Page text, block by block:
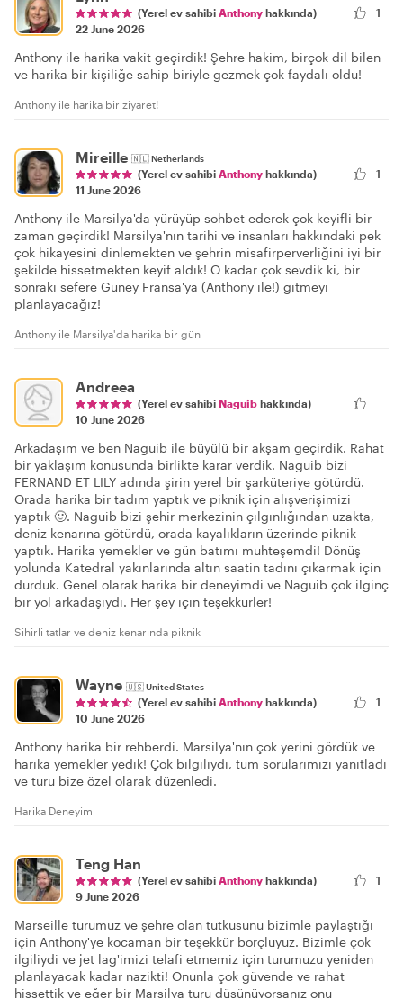
(Yerel ev sahibi Anthony hakkında)
22 June 2026
1
Anthony ile harika vakit geçirdik! Şehre hakim, birçok dil bilen
ve harika bir kişiliğe sahip biriyle gezmek çok faydalı oldu!
Anthony ile harika bir ziyaret!
Mireille 🇳🇱Netherlands
(Yerel ev sahibi Anthony hakkında)
11 June 2026
1
Anthony ile Marsilya'da yürüyüp sohbet ederek çok keyifli bir
zaman geçirdik! Marsilya'nın tarihi ve insanları hakkındaki pek
çok hikayesini dinlemekten ve şehrin misafirperverliğini iyi bir
şekilde hissetmekten keyif aldık! O kadar çok sevdik ki, bir
sonraki sefere Güney Fransa'ya (Anthony ile!) gitmeyi
planlayacağız!
Anthony ile Marsilya'da harika bir gün
Andreea
(Yerel ev sahibi Naguib hakkında)
10 June 2026
Arkadaşım ve ben Naguib ile büyülü bir akşam geçirdik. Rahat
bir yaklaşım konusunda birlikte karar verdik. Naguib bizi
FERNAND ET LILY adında şirin yerel bir şarküteriye götürdü.
Orada harika bir tadım yaptık ve piknik için alışverişimizi
yaptık 🙂. Naguib bizi şehir merkezinin çılgınlığından uzakta,
deniz kenarına götürdü, orada kayalıkların üzerinde piknik
yaptık. Harika yemekler ve gün batımı muhteşemdi! Dönüş
yolunda Katedral yakınlarında altın saatin tadını çıkarmak için
durduk. Genel olarak harika bir deneyimdi ve Naguib çok ilginç
bir yol arkadaşıydı. Her şey için teşekkürler!
Sihirli tatlar ve deniz kenarında piknik
Wayne 🇺🇸United States
(Yerel ev sahibi Anthony hakkında)
10 June 2026
1
Anthony harika bir rehberdi. Marsilya'nın çok yerini gördük ve
harika yemekler yedik! Çok bilgiliydi, tüm sorularımızı yanıtladı
ve turu bize özel olarak düzenledi.
Harika Deneyim
Teng Han
(Yerel ev sahibi Anthony hakkında)
9 June 2026
1
Marseille turumuz ve şehre olan tutkusunu bizimle paylaştığı
için Anthony'ye kocaman bir teşekkür borçluyuz. Bizimle çok
ilgiliydi ve jet lag'imizi telafi etmemiz için turumuzu yeniden
planlayacak kadar nazikti! Onunla çok güvende ve rahat
hissettik ve eğer bir Marsilya turu düşünüyorsanız onu